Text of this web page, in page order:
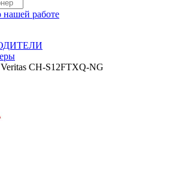
нашей работе
CH-S12FTXQ-NG